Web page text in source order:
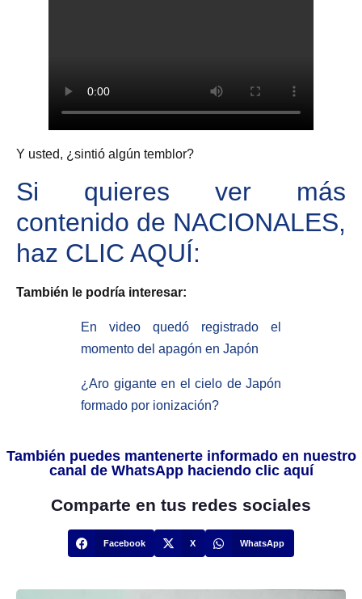
Y usted, ¿sintió algún temblor?
Si quieres ver más
contenido de NACIONALES,
haz CLIC AQUÍ:
También le podría interesar:
En video quedó registrado el
momento del apagón en Japón
¿Aro gigante en el cielo de Japón
formado por ionización?
También puedes mantenerte informado en nuestro
canal de WhatsApp haciendo clic aquí
Comparte en tus redes sociales
Facebook X WhatsApp